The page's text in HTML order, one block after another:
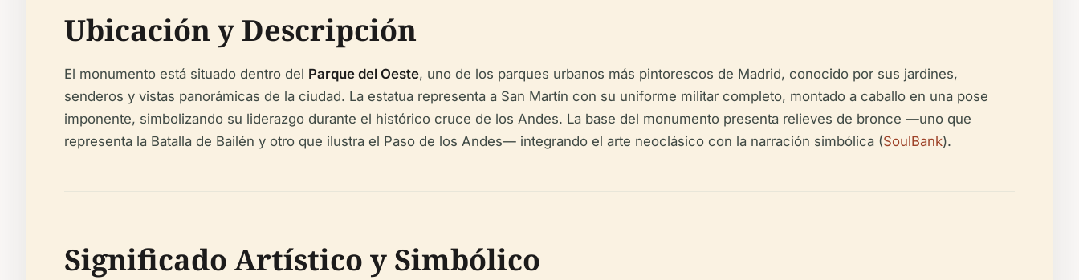
Ubicación y Descripción
El monumento está situado dentro del Parque del Oeste, uno de los parques urbanos más pintorescos de Madrid, conocido por sus jardines,
senderos y vistas panorámicas de la ciudad. La estatua representa a San Martín con su uniforme militar completo, montado a caballo en una pose
imponente, simbolizando su liderazgo durante el histórico cruce de los Andes. La base del monumento presenta relieves de bronce —uno que
representa la Batalla de Bailén y otro que ilustra el Paso de los Andes— integrando el arte neoclásico con la narración simbólica (SoulBank).
Significado Artístico y Simbólico